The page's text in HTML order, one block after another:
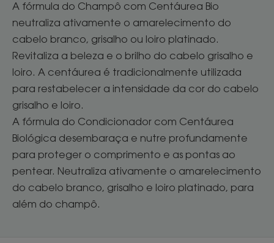
A fórmula do Champô com Centáurea Bio
neutraliza ativamente o amarelecimento do
cabelo branco, grisalho ou loiro platinado.
Revitaliza a beleza e o brilho do cabelo grisalho e
loiro. A centáurea é tradicionalmente utilizada
para restabelecer a intensidade da cor do cabelo
grisalho e loiro.
A fórmula do Condicionador com Centáurea
Biológica desembaraça e nutre profundamente
para proteger o comprimento e as pontas ao
pentear. Neutraliza ativamente o amarelecimento
do cabelo branco, grisalho e loiro platinado, para
além do champô.